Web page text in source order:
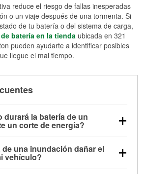
reduce el riesgo de fallas inesperadas
o un viaje después de una tormenta. Si
de tu batería o del sistema de carga,
batería en la tienda ubicada en 321
pueden ayudarte a identificar posibles
llegue el mal tiempo.
durará la batería de un
un corte de energía?
accesorios durante un tiempo
repetido sin conducir el vehículo
de una inundación dañar el
vehículo?